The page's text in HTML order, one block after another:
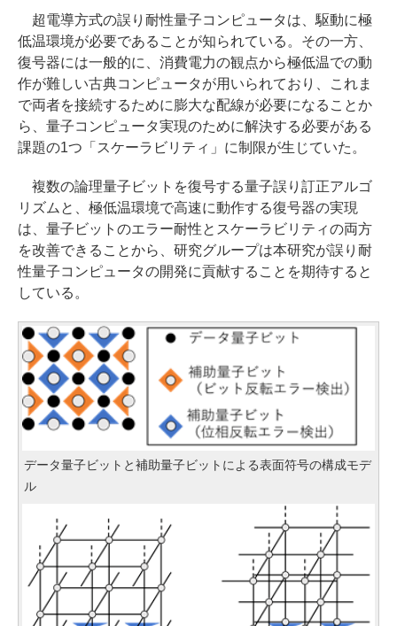
超電導方式の誤り耐性量子コンピュータは、駆動に極
低温環境が必要であることが知られている。その一方、
復号器には一般的に、消費電力の観点から極低温での動
作が難しい古典コンピュータが用いられており、これま
で両者を接続するために膨大な配線が必要になることか
ら、量子コンピュータ実現のために解決する必要がある
課題の1つ「スケーラビリティ」に制限が生じていた。
複数の論理量子ビットを復号する量子誤り訂正アルゴ
リズムと、極低温環境で高速に動作する復号器の実現
は、量子ビットのエラー耐性とスケーラビリティの両方
を改善できることから、研究グループは本研究が誤り耐
性量子コンピュータの開発に貢献することを期待すると
している。
データ量子ビットと補助量子ビットによる表面符号の構成モデ
ル